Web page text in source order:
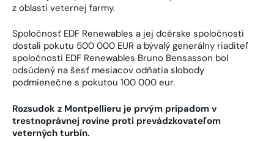
z oblasti veternej farmy.
Spoločnosť EDF Renewables a jej dcérske spoločnosti
dostali pokutu 500 000 EUR a bývalý generálny riaditeľ
spoločnosti EDF Renewables Bruno Bensasson bol
odsúdený na šesť mesiacov odňatia slobody
podmienečne s pokutou 100 000 eur.
Rozsudok z Montpellieru je prvým prípadom v
trestnoprávnej rovine proti prevádzkovateľom
veterných turbín.